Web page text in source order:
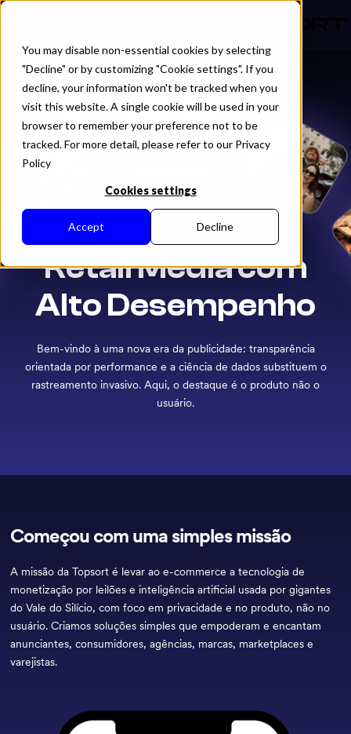
You may disable non-essential cookies by selecting
"Decline" or by customizing "Cookie settings". If you
decline, your information won't be tracked when you
visit this website. A single cookie will be used in your
browser to remember your preference not to be
tracked. For more detail, please refer to our Privacy
Policy
Cookies settings
Accept Decline
Retail Media com
Alto Desempenho
Bem-vindo à uma nova era da publicidade: transparência
orientada por performance e a ciência de dados substituem o
rastreamento invasivo. Aqui, o destaque é o produto não o
usuário.
Começou com uma simples missão
A missão da Topsort é levar ao e-commerce a tecnologia de
monetização por leilões e inteligência artificial usada por gigantes
do Vale do Silício, com foco em privacidade e no produto, não no
usuário. Criamos soluções simples que empoderam e encantam
anunciantes, consumidores, agências, marcas, marketplaces e
varejistas.